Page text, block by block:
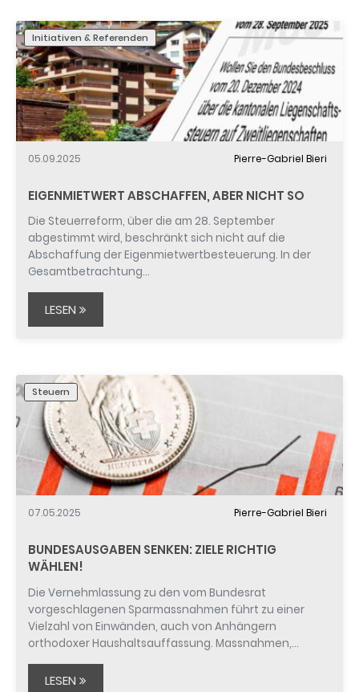
Initiativen & Referenden
05.09.2025 Pierre-Gabriel Bieri
EIGENMIETWERT ABSCHAFFEN, ABER NICHT SO
Die Steuerreform, über die am 28. September
abgestimmt wird, beschränkt sich nicht auf die
Abschaffung der Eigenmietwertbesteuerung. In der
Gesamtbetrachtung…
LESEN
Steuern
07.05.2025 Pierre-Gabriel Bieri
BUNDESAUSGABEN SENKEN: ZIELE RICHTIG
WÄHLEN!
Die Vernehmlassung zu den vom Bundesrat
vorgeschlagenen Sparmassnahmen führt zu einer
Vielzahl von Einwänden, auch von Anhängern
orthodoxer Haushaltsauffassung. Massnahmen,…
LESEN